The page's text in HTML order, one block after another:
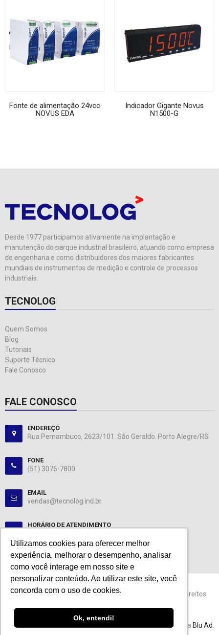
Utilizamos cookies para oferecer melhor
experiência, melhorar o desempenho, analisar
como você interage em nosso site e
personalizar conteúdo. Ao utilizar este site, você
concorda com o uso de cookies.
Ok, entendi!
Utilizamos cookies para oferecer melhor
experiência, melhorar o desempenho, analisar
como você interage em nosso site e
personalizar conteúdo. Ao utilizar este site, você
concorda com o uso de cookies.
Ok, entendi!
Fonte de alimentação 24vcc
NOVUS EDA
Indicador Gigante Novus
N1500-G
Desde 1977 participamos ativamente na implantação e
manutenção do parque industrial brasileiro, atuando como empresa
de engenharia e como distribuidores dos maiores fabricantes
mundiais de instrumentos de medição e controle de processos
industriais.
TECNOLOG
Quem Somos
Blog
Tutoriais
Suporte Técnico
Fale Conosco
FALE CONOSCO
ENDEREÇO
Rua Pernambuco, 2623/101. São Geraldo. Porto Alegre/RS
FONE
(51) 3076-7800
EMAIL
vendas@tecnolog.ind.br
HORÁRIO DE ATENDIMENTO
© 2024 Tecnolog. CNPJ: 89.401.335/0001-25. Todos os direitos
reservados.
Esta loja virtual utiliza tecnologia da
. Agência Blu Ad